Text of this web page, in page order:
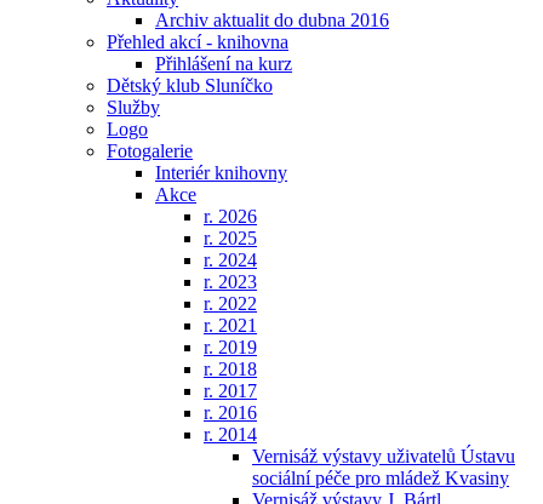
Archiv aktualit do dubna 2016
Přehled akcí - knihovna
Přihlášení na kurz
Dětský klub Sluníčko
Služby
Logo
Fotogalerie
Interiér knihovny
Akce
r. 2026
r. 2025
r. 2024
r. 2023
r. 2022
r. 2021
r. 2019
r. 2018
r. 2017
r. 2016
r. 2014
Vernisáž výstavy uživatelů Ústavu
sociální péče pro mládež Kvasiny
Vernisáž výstavy J. Bártl